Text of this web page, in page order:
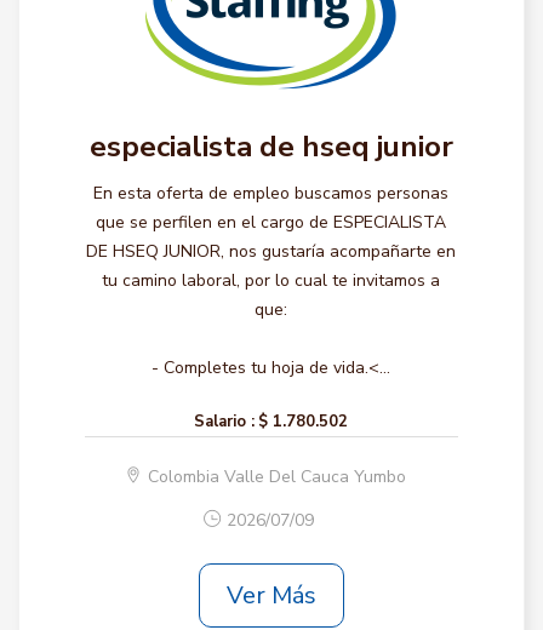
especialista de hseq junior
En esta oferta de empleo buscamos personas
que se perfilen en el cargo de ESPECIALISTA
DE HSEQ JUNIOR, nos gustaría acompañarte en
tu camino laboral, por lo cual te invitamos a
que:
- Completes tu hoja de vida.<...
Salario : $ 1.780.502
Colombia Valle Del Cauca Yumbo
2026/07/09
Ver Más